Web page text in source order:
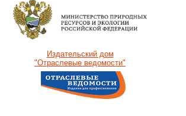
Издательский дом
"Отраслевые ведомости"